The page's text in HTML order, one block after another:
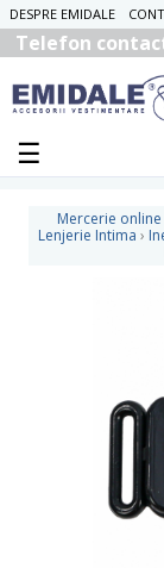
DESPRE EMIDALE
Telefon
Mercerie
Lenjerie Intima ›